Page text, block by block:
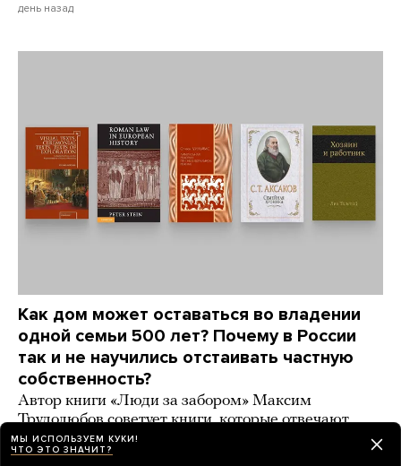
день назад
Как дом может оставаться во владении
одной семьи 500 лет? Почему в России
так и не научились отстаивать частную
собственность?
Автор книги «Люди за забором» Максим
Трудолюбов советует книги, которые отвечают
на эти вопросы
МЫ ИСПОЛЬЗУЕМ КУКИ!
ЧТО ЭТО ЗНАЧИТ?